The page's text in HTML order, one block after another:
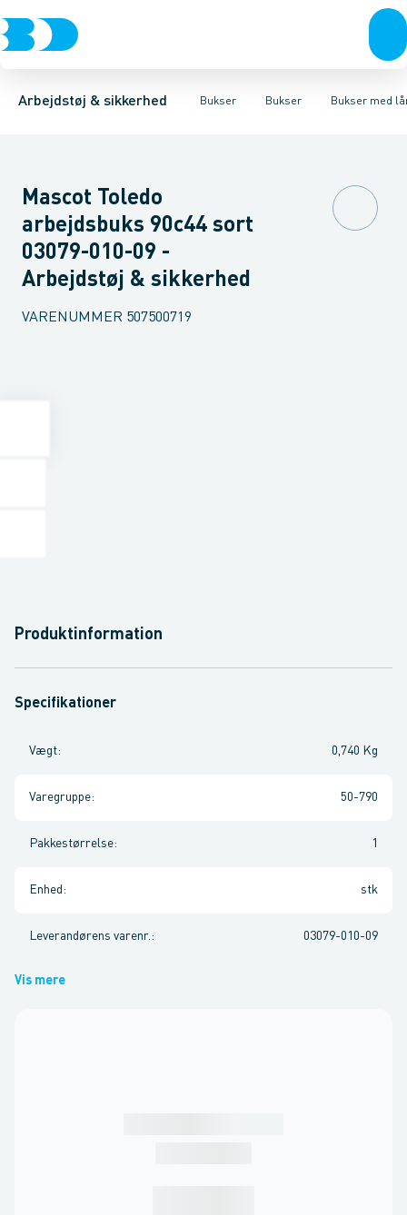
Arbejdstøj & sikkerhed Bukser
Trøjer & t-shirtsBukser Overtøj & huer Undertøj & sokkerSko
Bukser
BukserKnickers & Shorts OverallsKedeldragter Knæskånere
Bukser med
Bukser med hængelommer Bukser med lårlommer
Mascot Toledo
arbejdsbuks 90c44 sort
03079-010-09 -
Arbejdstøj & sikkerhed
VARENUMMER 507500719
Produktinformation
Specifikationer
Vægt: 0,740 Kg
Varegruppe: 50-790
Pakkestørrelse: 1
Enhed : stk
Leverandørens varenr. : 03079-010-09
Vis mere